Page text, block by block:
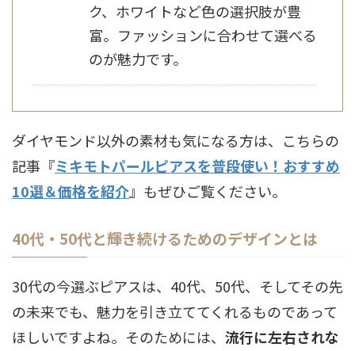
ク、ホワイトなど色の選択肢が豊
富。ファッションに合わせて選べる
のが魅力です。
ダイヤモンド以外の素材も気になる方は、こちらの
記事『ミキモトパールピアスを普段使い！おすすめ
10選＆価格を紹介』もぜひご覧ください。
40代・50代と輝き続けるためのデザインとは
30代の今選ぶピアスは、40代、50代、そしてその先
の未来でも、魅力を引き立ててくれるものであって
ほしいですよね。そのためには、 流行に左右されな